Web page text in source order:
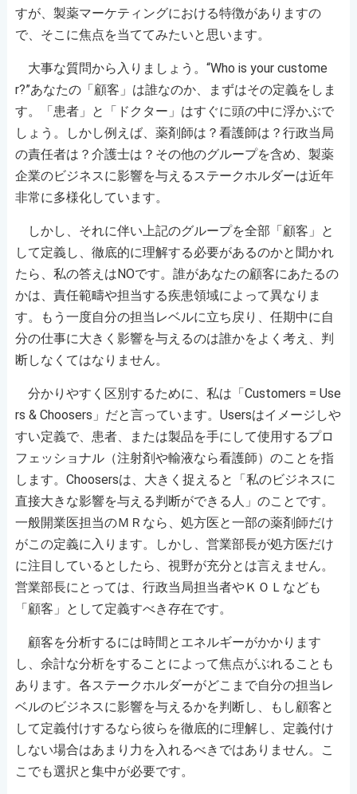
すが、製薬マーケティングにおける特徴がありますの
で、そこに焦点を当ててみたいと思います。
大事な質問から入りましょう。“Who is your custome
r?”あなたの「顧客」は誰なのか、まずはその定義をしま
す。「患者」と「ドクター」はすぐに頭の中に浮かぶで
しょう。しかし例えば、薬剤師は？看護師は？行政当局
の責任者は？介護士は？その他のグループを含め、製薬
企業のビジネスに影響を与えるステークホルダーは近年
非常に多様化しています。
しかし、それに伴い上記のグループを全部「顧客」と
して定義し、徹底的に理解する必要があるのかと聞かれ
たら、私の答えはNOです。誰があなたの顧客にあたるの
かは、責任範疇や担当する疾患領域によって異なりま
す。もう一度自分の担当レベルに立ち戻り、任期中に自
分の仕事に大きく影響を与えるのは誰かをよく考え、判
断しなくてはなりません。
分かりやすく区別するために、私は「Customers = Use
rs & Choosers」だと言っています。Usersはイメージしや
すい定義で、患者、または製品を手にして使用するプロ
フェッショナル（注射剤や輸液なら看護師）のことを指
します。Choosersは、大きく捉えると「私のビジネスに
直接大きな影響を与える判断ができる人」のことです。
一般開業医担当のＭＲなら、処方医と一部の薬剤師だけ
がこの定義に入ります。しかし、営業部長が処方医だけ
に注目しているとしたら、視野が充分とは言えません。
営業部長にとっては、行政当局担当者やＫＯＬなども
「顧客」として定義すべき存在です。
顧客を分析するには時間とエネルギーがかかります
し、余計な分析をすることによって焦点がぶれることも
あります。各ステークホルダーがどこまで自分の担当レ
ベルのビジネスに影響を与えるかを判断し、もし顧客と
して定義付けするなら彼らを徹底的に理解し、定義付け
しない場合はあまり力を入れるべきではありません。こ
こでも選択と集中が必要です。